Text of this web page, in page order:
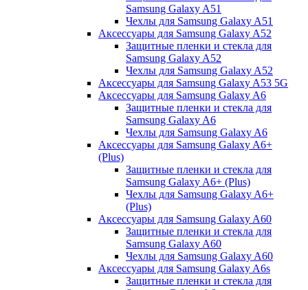
Samsung Galaxy A51
Чехлы для Samsung Galaxy A51
Аксессуары для Samsung Galaxy A52
Защитные пленки и стекла для
Samsung Galaxy A52
Чехлы для Samsung Galaxy A52
Аксессуары для Samsung Galaxy A53 5G
Аксессуары для Samsung Galaxy A6
Защитные пленки и стекла для
Samsung Galaxy A6
Чехлы для Samsung Galaxy A6
Аксессуары для Samsung Galaxy A6+
(Plus)
Защитные пленки и стекла для
Samsung Galaxy A6+ (Plus)
Чехлы для Samsung Galaxy A6+
(Plus)
Аксессуары для Samsung Galaxy A60
Защитные пленки и стекла для
Samsung Galaxy A60
Чехлы для Samsung Galaxy A60
Аксессуары для Samsung Galaxy A6s
Защитные пленки и стекла для